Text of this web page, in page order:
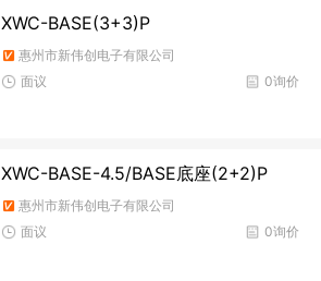
XWC-BASE(3+3)P
惠州市新伟创电子有限公司
0询价
面议
XWC-BASE-4.5/BASE底座(2+2)P
惠州市新伟创电子有限公司
0询价
面议